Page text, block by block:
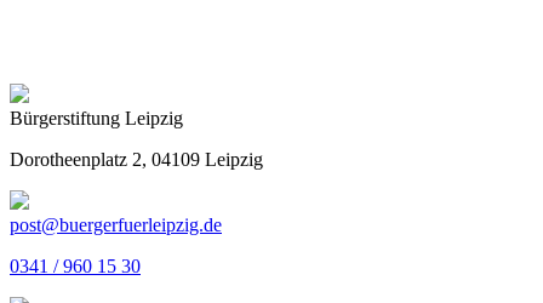
Bürgerstiftung Leipzig
Dorotheenplatz 2, 04109 Leipzig
post@buergerfuerleipzig.de
0341 / 960 15 30